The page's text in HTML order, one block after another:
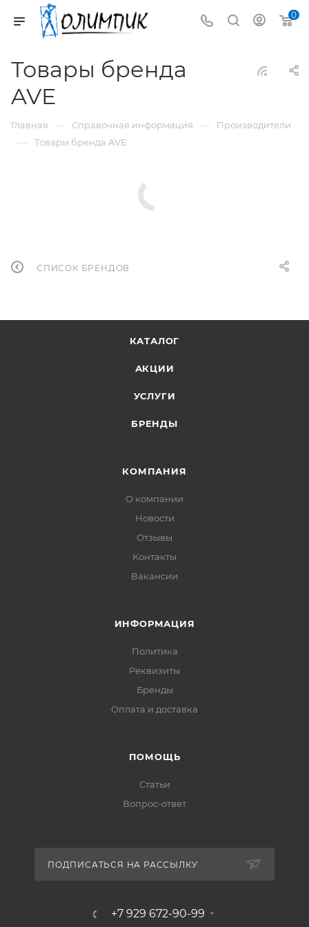
0
Товары бренда
AVE
Главная — Справочная информация — Производители
— Товары бренда AVE
СПИСОК БРЕНДОВ
КАТАЛОГ
АКЦИИ
УСЛУГИ
БРЕНДЫ
КОМПАНИЯ
О компании
Новости
Отзывы
Контакты
Вакансии
ИНФОРМАЦИЯ
Политика
Реквизиты
Бренды
Оплата и доставка
ПОМОЩЬ
Статьи
Вопрос-ответ
ПОДПИСАТЬСЯ НА РАССЫЛКУ
+7 929 672-90-99